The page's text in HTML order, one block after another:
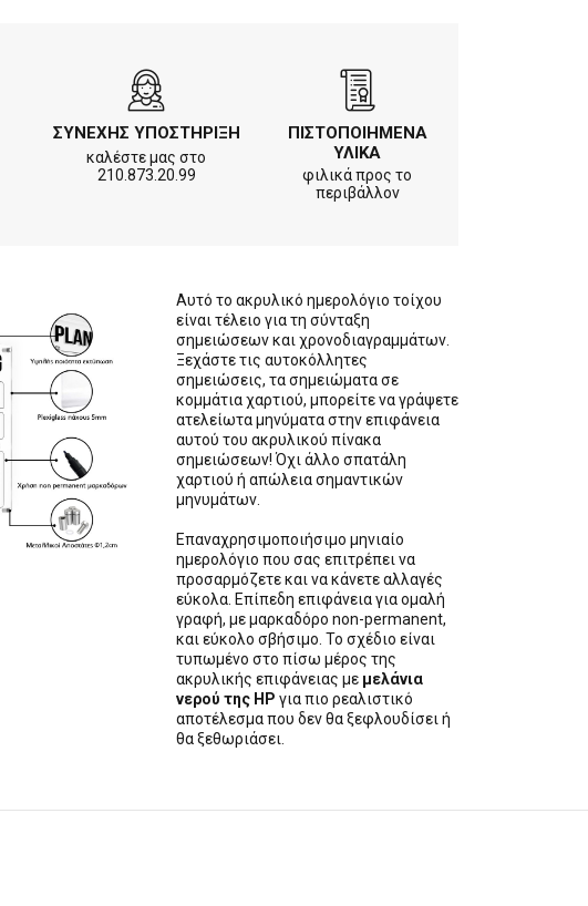
ΣΥΝΕΧΗΣ ΥΠΟΣΤΗΡΙΞΗ
καλέστε μας στο
210.873.20.99
ΠΙΣΤΟΠΟΙΗΜΕΝΑ
ΥΛΙΚΑ
φιλικά προς το
περιβάλλον
Αυτό το ακρυλικό ημερολόγιο τοίχου
είναι τέλειο για τη σύνταξη
σημειώσεων και χρονοδιαγραμμάτων.
Ξεχάστε τις αυτοκόλλητες
σημειώσεις, τα σημειώματα σε
κομμάτια χαρτιού, μπορείτε να γράψετε
ατελείωτα μηνύματα στην επιφάνεια
αυτού του ακρυλικού πίνακα
σημειώσεων! Όχι άλλο σπατάλη
χαρτιού ή απώλεια σημαντικών
μηνυμάτων.
Επαναχρησιμοποιήσιμο μηνιαίο
ημερολόγιο που σας επιτρέπει να
προσαρμόζετε και να κάνετε αλλαγές
εύκολα. Επίπεδη επιφάνεια για ομαλή
γραφή, με μαρκαδόρο non-permanent,
και εύκολο σβήσιμο. Το σχέδιο είναι
τυπωμένο στο πίσω μέρος της
ακρυλικής επιφάνειας με μελάνια
νερού της HP για πιο ρεαλιστικό
αποτέλεσμα που δεν θα ξεφλουδίσει ή
θα ξεθωριάσει.